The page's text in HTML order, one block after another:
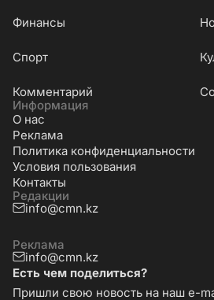
Финансы
Cпорт
Комментарий
Информация
О нас
Реклама
Политика конфиденциальности
Условия пользования
Контакты
Редакции
info@cmn.kz
Реклама
info@cmn.kz
Есть чем поделиться?
Пришли свою новость на наш e-